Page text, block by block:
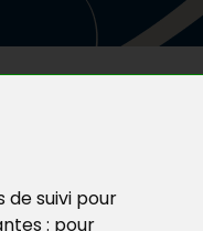
de suivi pour
: pour